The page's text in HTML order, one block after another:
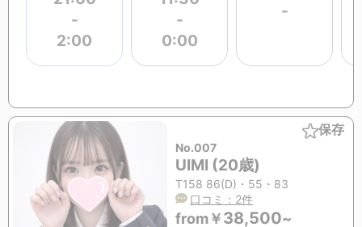
-
2:00
-
0:00
-
保存
No.007
UIMI (20歳)
T158 86(D)・55・83
口コミ：2件
from￥38,500~